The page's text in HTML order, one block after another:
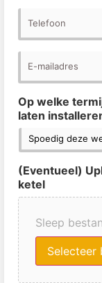
mailadres *
Op welke
laten
(Eventueel)
ketel
Sleep
Selecteer